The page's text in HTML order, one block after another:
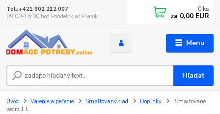
Menu
Hľadať
Tel.:+421 902 212 007
09:00-16:00 hod Pondelok až Piatok
0 ks
za 0,00 EUR
Úvod Varenie a pečenie Smaltovaný riad Doplnky
Smaltované
vedro 1 L